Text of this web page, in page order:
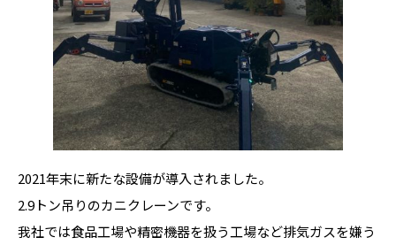
2021年末に新たな設備が導入されました。
2.9トン吊りのカニクレーンです。
我社では食品工場や精密機器を扱う工場など排気ガスを嫌う